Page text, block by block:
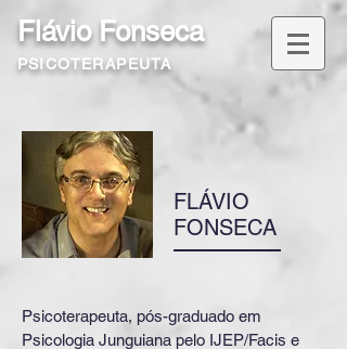
Flávio Fonseca
PSICOTERAPEUTA
Psicoterapeuta, pós-graduado em
Psicologia Junguiana pelo IJEP/Facis e
FLÁVIO
FONSECA